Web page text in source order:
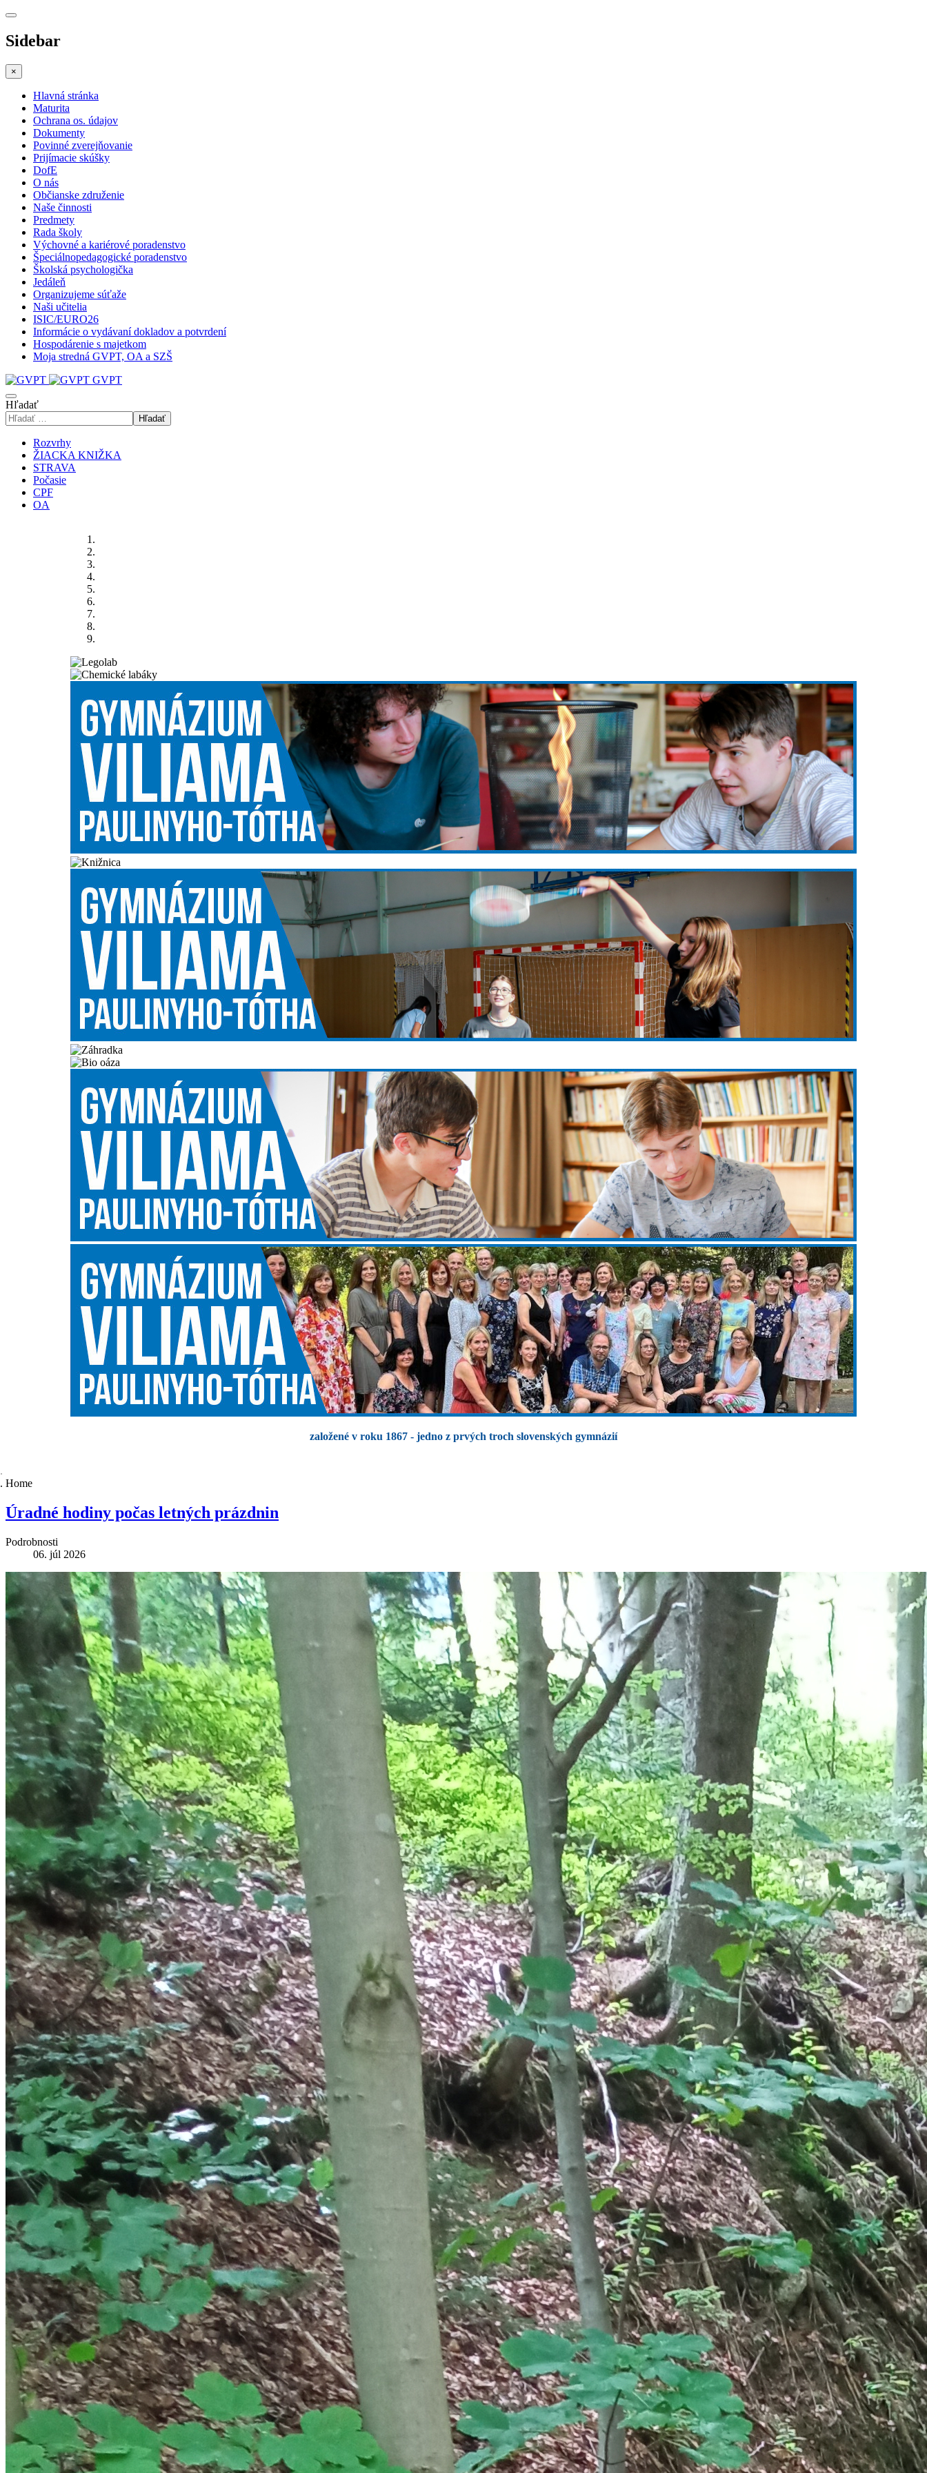
Sidebar
×
Hlavná stránka
Maturita
Ochrana os. údajov
Dokumenty
Povinné zverejňovanie
Prijímacie skúšky
DofE
O nás
Občianske združenie
Naše činnosti
Predmety
Rada školy
Výchovné a kariérové poradenstvo
Špeciálnopedagogické poradenstvo
Školská psychologička
Jedáleň
Organizujeme súťaže
Naši učitelia
ISIC/EURO26
Informácie o vydávaní dokladov a potvrdení
Hospodárenie s majetkom
Moja stredná GVPT, OA a SZŠ
GVPT
Hľadať
Hľadať
Rozvrhy
ŽIACKA KNIŽKA
STRAVA
Počasie
CPF
OA
založené v roku 1867 - jedno z prvých troch slovenských gymnázií
Home
Úradné hodiny počas letných prázdnin
Podrobnosti
06. júl 2026